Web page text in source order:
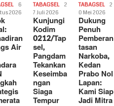
6
2026
Air
TABAGSEL
2
7 Juli 2026
Kunjungi
Kodim
0212/Tap
sel,
Pangdam
Tekankan
Keseimba
ngan
Siaga
Tempur
TABAGSEL
2
0 Mei 2026
Dukung
Penuh
Pemberan
tasan
Narkoba,
Kedan
Prabo Nol
Lapan:
Kami Siap
Jadi Mitra